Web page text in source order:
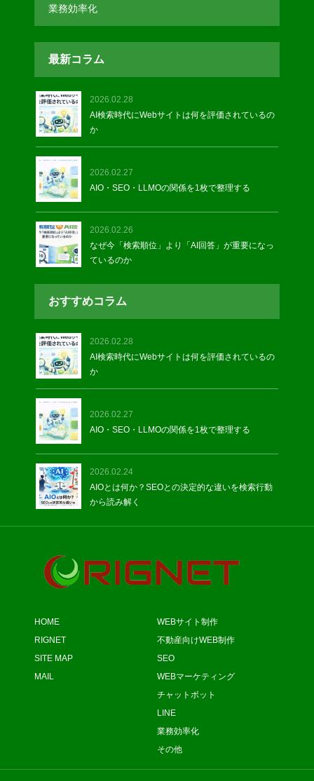
業務効率化
最新コラム
2026.02.28
AI検索時代にWebサイトは何を評価されているの
か
2026.02.27
AIO・SEO・LLMOの関係を1枚で整理する
2026.02.26
なぜ今「検索順位」より「AI回答」が重要になっ
ているのか
おすすめコラム
2026.02.28
AI検索時代にWebサイトは何を評価されているの
か
2026.02.27
AIO・SEO・LLMOの関係を1枚で整理する
2026.02.24
AIOとは何か？SEOとの決定的な違いを検索行動
から読み解く
HOME
RIGNET
SITE MAP
MAIL
WEBサイト制作
不動産向けWEB制作
SEO
WEBマーケティング
チャットボット
LINE
業務効率化
その他